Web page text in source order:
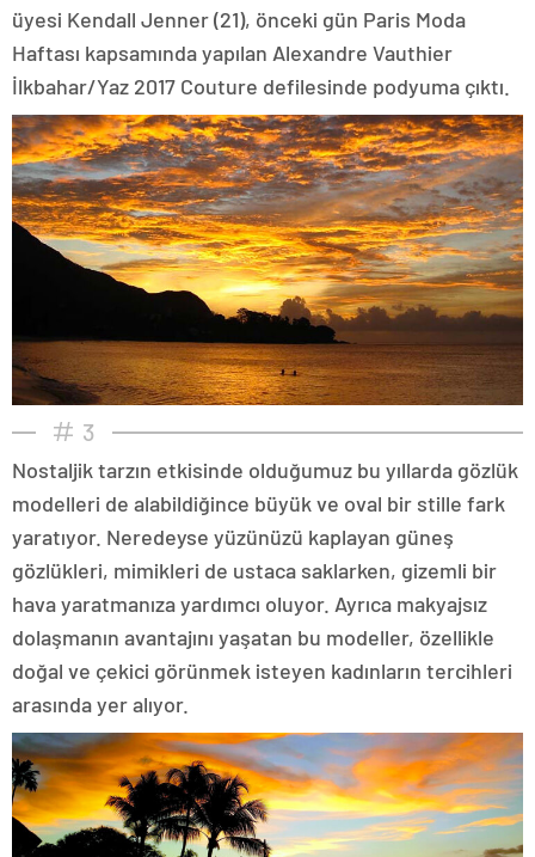
üyesi Kendall Jenner (21), önceki gün Paris Moda
Haftası kapsamında yapılan Alexandre Vauthier
İlkbahar/Yaz 2017 Couture defilesinde podyuma çıktı.
3
Nostaljik tarzın etkisinde olduğumuz bu yıllarda gözlük
modelleri de alabildiğince büyük ve oval bir stille fark
yaratıyor. Neredeyse yüzünüzü kaplayan güneş
gözlükleri, mimikleri de ustaca saklarken, gizemli bir
hava yaratmanıza yardımcı oluyor. Ayrıca makyajsız
dolaşmanın avantajını yaşatan bu modeller, özellikle
doğal ve çekici görünmek isteyen kadınların tercihleri
arasında yer alıyor.